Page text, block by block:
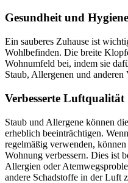
Gesundheit und Hygiene
Ein sauberes Zuhause ist
Wohlbefinden. Die breite
Wohnumfeld bei, indem sie
Staub, Allergenen und anderen
Verbesserte Luftqualität
Staub und Allergene können
erheblich beeinträchtigen.
regelmäßig verwenden,
Wohnung verbessern. Dies ist
Allergien oder
andere Schadstoffe in der Luft